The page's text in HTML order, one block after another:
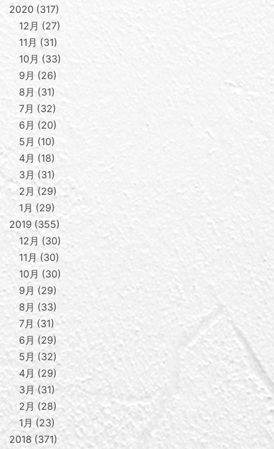
2020 317
12月
27
11月
31
10月
33
9月
26
8月
31
7月
32
6月
20
5月
10
4月
18
3月
31
2月
29
1月
29
2019 355
12月
30
11月
30
10月
30
9月
29
8月
33
7月
31
6月
29
5月 32
4月 29
3月
31
2月
28
1月
23
2018 371